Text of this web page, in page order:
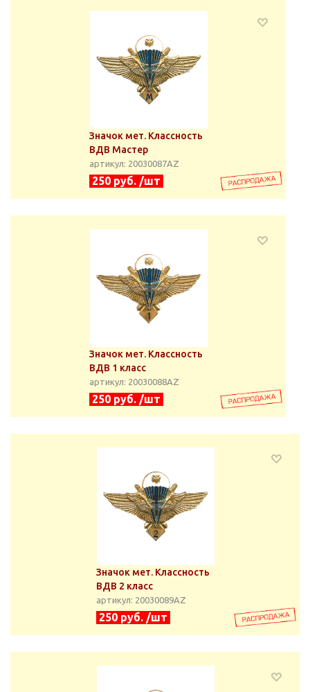
Значок мет. Классность
ВДВ Мастер
артикул: 20030087АZ
250 руб. /шт
Значок мет. Классность
ВДВ 1 класс
артикул: 20030088АZ
250 руб. /шт
Значок мет. Классность
ВДВ 2 класс
артикул: 20030089АZ
250 руб. /шт